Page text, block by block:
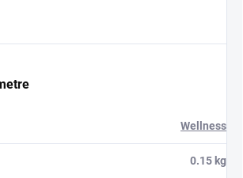
Wellness
0.15 kg